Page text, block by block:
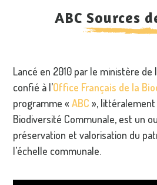
ABC Sources
Lancé en 2010 par le ministère
confié à l’Office Français de la
programme «ABC »,
Biodiversité Communale, est un
préservation et valorisation du
l’échelle communale.